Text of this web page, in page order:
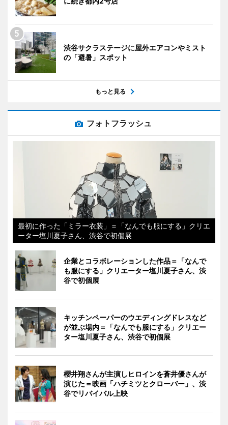
渋谷サクラステージに屋外エアコンやミスト
の「避暑」スポット
もっと見る
フォトフラッシュ
最初に作った「ミラー衣装」＝「なんでも服にする」クリエ
ーター塩川夏子さん、渋谷で初個展
企業とコラボレーションした作品＝「なんで
も服にする」クリエーター塩川夏子さん、渋
谷で初個展
キッチンペーパーのウエディングドレスなど
が並ぶ場内＝「なんでも服にする」クリエー
ター塩川夏子さん、渋谷で初個展
櫻井翔さんが主演しヒロインを蒼井優さんが
演じた＝映画「ハチミツとクローバー」、渋
谷でリバイバル上映